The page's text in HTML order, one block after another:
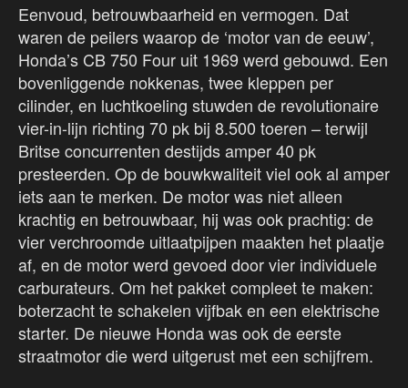
Eenvoud, betrouwbaarheid en vermogen. Dat
waren de peilers waarop de ‘motor van de eeuw’,
Honda’s CB 750 Four uit 1969 werd gebouwd. Een
bovenliggende nokkenas, twee kleppen per
cilinder, en luchtkoeling stuwden de revolutionaire
vier-in-lijn richting 70 pk bij 8.500 toeren – terwijl
Britse concurrenten destijds amper 40 pk
presteerden. Op de bouwkwaliteit viel ook al amper
iets aan te merken. De motor was niet alleen
krachtig en betrouwbaar, hij was ook prachtig: de
vier verchroomde uitlaatpijpen maakten het plaatje
af, en de motor werd gevoed door vier individuele
carburateurs. Om het pakket compleet te maken:
boterzacht te schakelen vijfbak en een elektrische
starter. De nieuwe Honda was ook de eerste
straatmotor die werd uitgerust met een schijfrem.